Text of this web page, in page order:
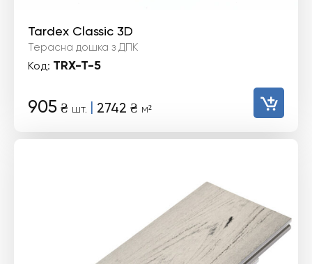
Tardex Classic 3D
Терасна дошка з ДПК
Код: TRX-T-5
905 ₴ шт. | 2742 ₴ м²